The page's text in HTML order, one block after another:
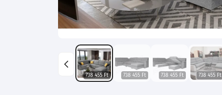
738 455 Ft 738 455 Ft 738 455 Ft 738 455 Ft